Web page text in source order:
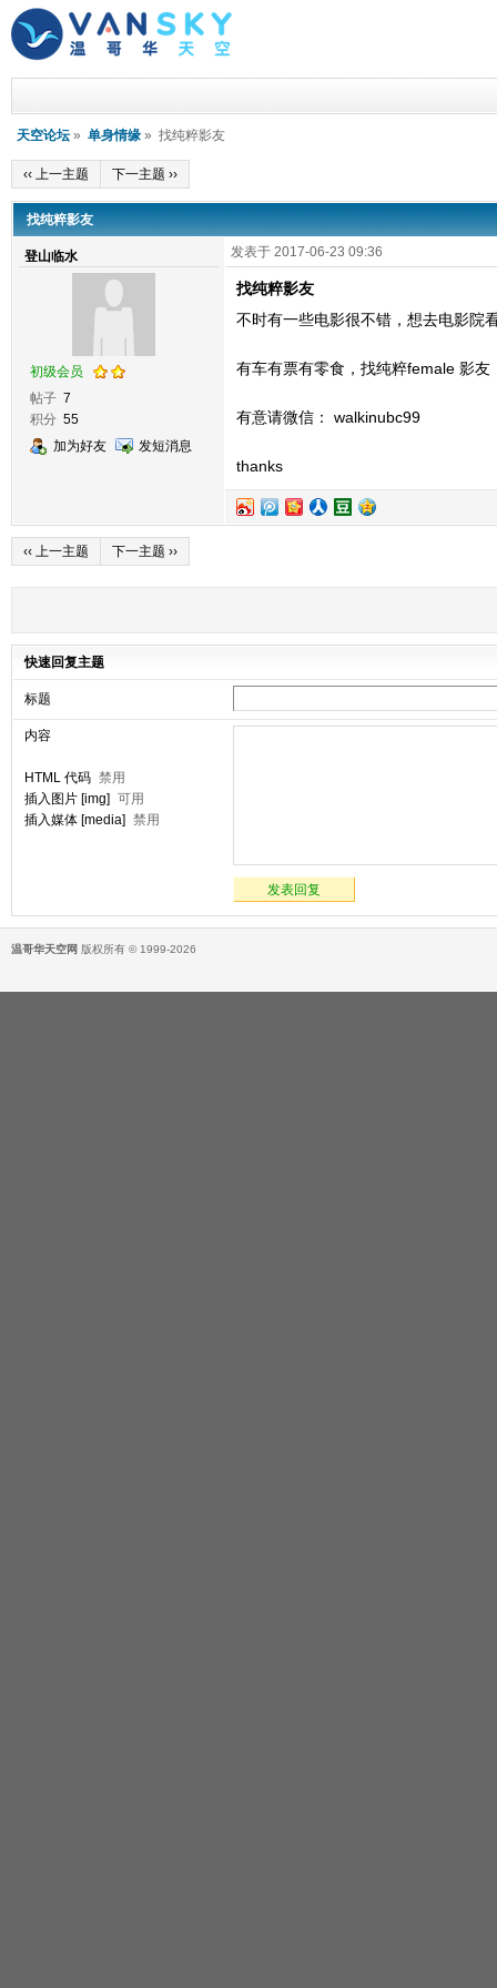
天空论坛 » 单身情缘 » 找纯粹影友
‹‹ 上一主题 下一主题 ››
找纯粹影友
登山临水
初级会员
帖子 7
积分 55
加为好友
发短消息
发表于 2017-06-23 09:36
找纯粹影友
不时有一些电影很不错，想去电影院
有车有票有零食，找纯粹female 影友
有意请微信： walkinubc99
thanks
‹‹ 上一主题 下一主题 ››
快速回复主题
标题
内容
HTML 代码 禁用
插入图片 [img] 可用
插入媒体 [media] 禁用
发表回复
温哥华天空网 版权所有 © 1999-2026